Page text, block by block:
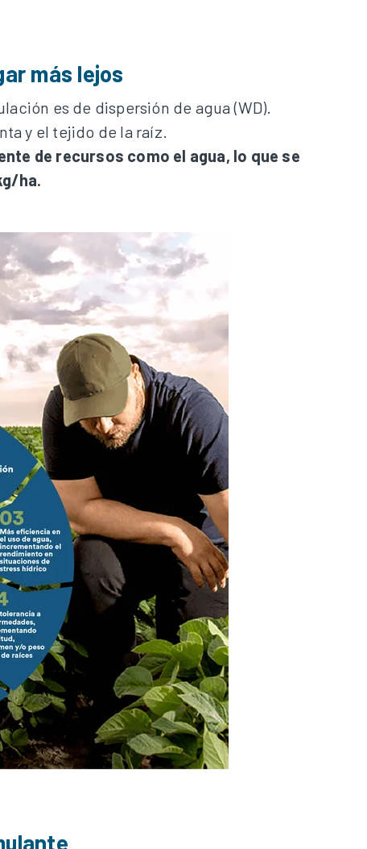
más lejos
es de dispersión de agua (WD).
y el tejido de la raíz.
de recursos como el agua, lo que se
ha.